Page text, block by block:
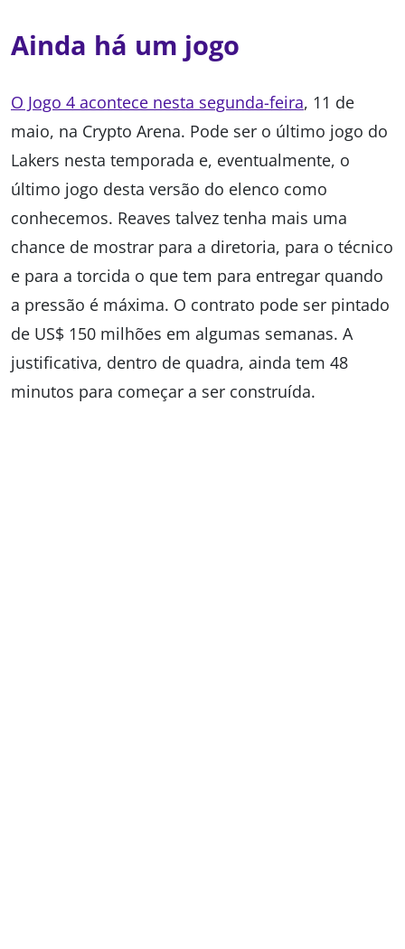
Ainda há um jogo
O Jogo 4 acontece nesta segunda-feira, 11 de
maio, na Crypto Arena. Pode ser o último jogo do
Lakers nesta temporada e, eventualmente, o
último jogo desta versão do elenco como
conhecemos. Reaves talvez tenha mais uma
chance de mostrar para a diretoria, para o técnico
e para a torcida o que tem para entregar quando
a pressão é máxima. O contrato pode ser pintado
de US$ 150 milhões em algumas semanas. A
justificativa, dentro de quadra, ainda tem 48
minutos para começar a ser construída.